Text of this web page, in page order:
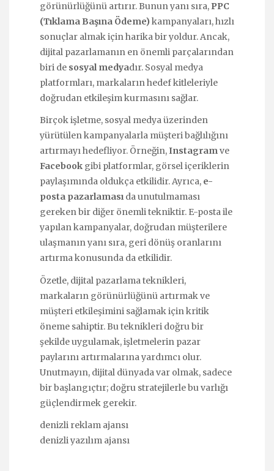
görünürlüğünü artırır. Bunun yanı sıra, PPC
(Tıklama Başına Ödeme) kampanyaları, hızlı
sonuçlar almak için harika bir yoldur. Ancak,
dijital pazarlamanın en önemli parçalarından
biri de sosyal medyadır. Sosyal medya
platformları, markaların hedef kitleleriyle
doğrudan etkileşim kurmasını sağlar.
Birçok işletme, sosyal medya üzerinden
yürütülen kampanyalarla müşteri bağlılığını
artırmayı hedefliyor. Örneğin,Instagramve
Facebook gibi platformlar, görsel içeriklerin
paylaşımında oldukça etkilidir. Ayrıca, e-
posta pazarlaması da unutulmaması
gereken bir diğer önemli tekniktir. E-posta ile
yapılan kampanyalar, doğrudan müşterilere
ulaşmanın yanı sıra, geri dönüş oranlarını
artırma konusunda da etkilidir.
Özetle, dijital pazarlama teknikleri,
markaların görünürlüğünü artırmak ve
müşteri etkileşimini sağlamak için kritik
öneme sahiptir. Bu teknikleri doğru bir
şekilde uygulamak, işletmelerin pazar
paylarını artırmalarına yardımcı olur.
Unutmayın, dijital dünyada var olmak, sadece
bir başlangıçtır; doğru stratejilerle bu varlığı
güçlendirmek gerekir.
denizli reklam ajansı
denizli yazılım ajansı